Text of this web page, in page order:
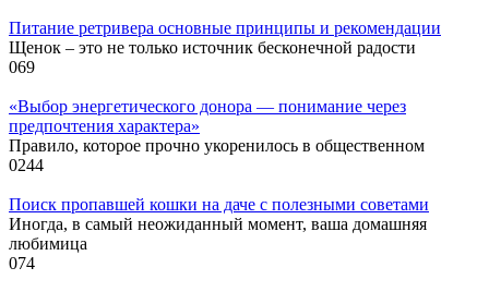
Питание ретривера основные принципы и рекомендации
Щенок – это не только источник бесконечной радости
069
«Выбор энергетического донора — понимание через
предпочтения характера»
Правило, которое прочно укоренилось в общественном
0244
Поиск пропавшей кошки на даче с полезными советами
Иногда, в самый неожиданный момент, ваша домашняя
любимица
074